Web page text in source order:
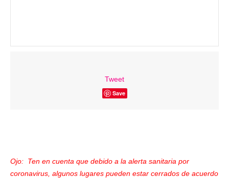
Tweet
Save
Ojo: Ten en cuenta que debido a la alerta sanitaria por
coronavirus, algunos lugares pueden estar cerrados de acuerdo